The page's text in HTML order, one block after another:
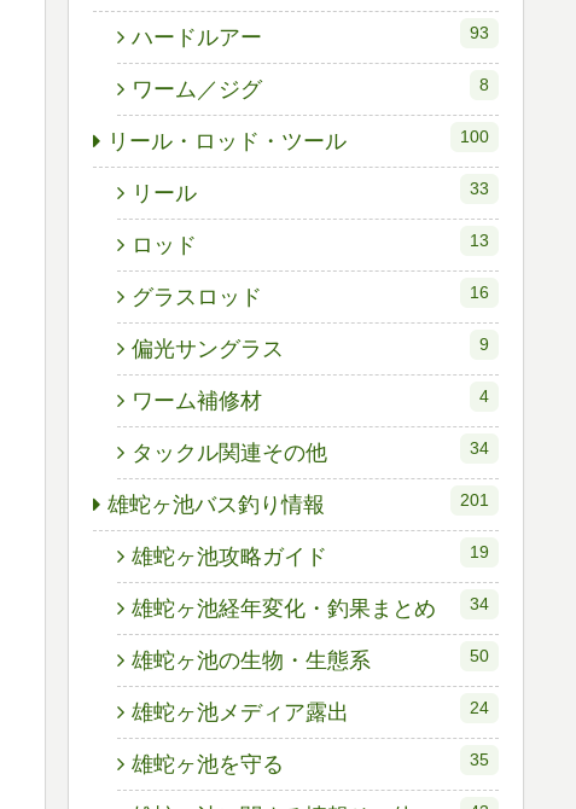
ハードルアー 93
ワーム／ジグ 8
リール・ロッド・ツール 100
リール 33
ロッド 13
グラスロッド 16
偏光サングラス 9
ワーム補修材 4
タックル関連その他 34
雄蛇ヶ池バス釣り情報 201
雄蛇ヶ池攻略ガイド 19
雄蛇ヶ池経年変化・釣果まとめ 34
雄蛇ヶ池の生物・生態系 50
雄蛇ヶ池メディア露出 24
雄蛇ヶ池を守る 35